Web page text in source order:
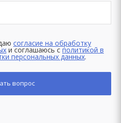
согласие на обработку
и соглашаюсь сполитикой в
персональных данных.